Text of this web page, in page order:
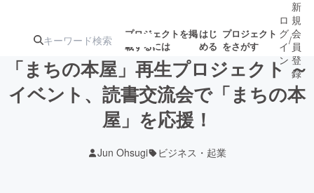
プロジェクトを掲
載するには
はじ
める
プロジェクト
をさがす
注目の新着プロ募集終了が近いプ
ロ
グ
イ
ン
/
新
規
会
員
登
録
「まちの本屋」再生プロジェクト ～
イベント、読書交流会で「まちの本
屋」を応援！
Jun Ohsugi ビジネス・起業